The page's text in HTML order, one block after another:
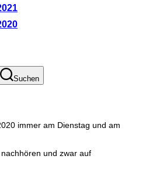
Suchen
immer am Dienstag und am
und zwar auf